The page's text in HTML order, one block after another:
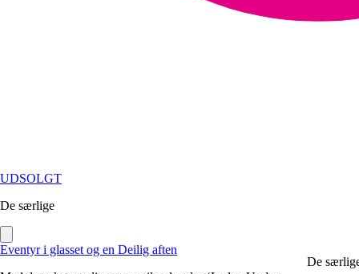
UDSOLGT
De særlige
Eventyr i glasset og en Deilig aften
De